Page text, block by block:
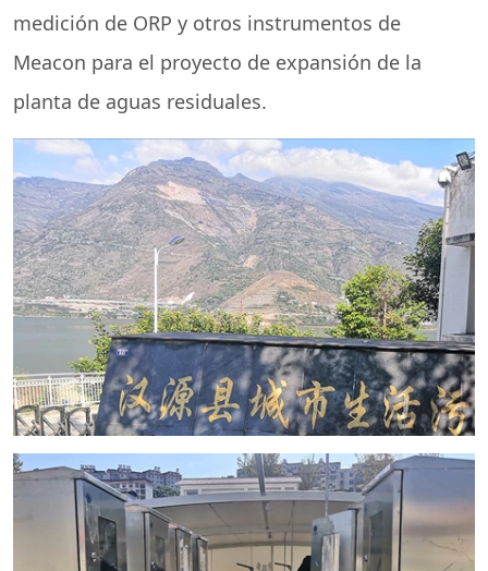
medición de ORP y otros instrumentos de
Meacon para el proyecto de expansión de la
planta de aguas residuales.